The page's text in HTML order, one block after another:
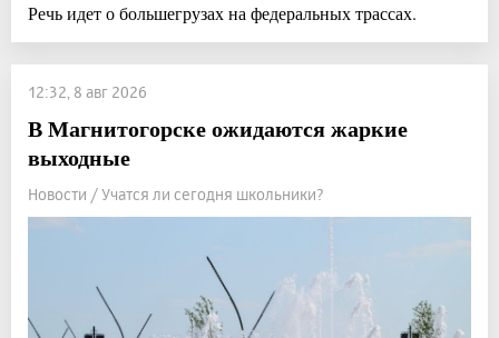
Речь идет о большегрузах на федеральных трассах.
12:32, 8 авг 2026
В Магнитогорске ожидаются жаркие
выходные
Новости / Учатся ли сегодня школьники?